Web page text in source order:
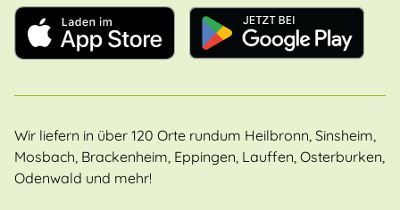
Wir liefern in über 120 Orte rundum Heilbronn, Sinsheim,
Mosbach, Brackenheim, Eppingen, Lauffen, Osterburken,
Odenwald und mehr!